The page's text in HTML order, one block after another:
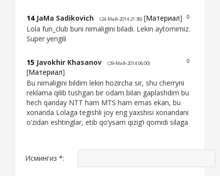
0
14 JaMa Sadikovich (24-Май-2014 21:38) [Материал]
Lola fun_club buni nimaligini biladi. Lekin aytomimiz.
Super yengili
0
15 Javokhir Khasanov (29-Май-2014 06:00)
[Материал]
Bu nimaligini bildim lekin hozircha sir, shu cherryni
reklama qilib tushgan bir odam bilan gaplashdim bu
hech qanday NTT ham MTS ham emas ekan, bu
xonanda Lolaga tegishli joy eng yaxshisi xonandani
o’zidan eshtinglar, etib qo’ysam qizig’i qomidi silaga
Исмингиз *: